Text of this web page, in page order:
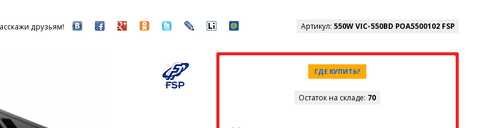
друзьям! Артикул: 550W VIC-550BD POA5500102 FSP
ГДЕ КУПИТЬ?
Остаток на складе: 70